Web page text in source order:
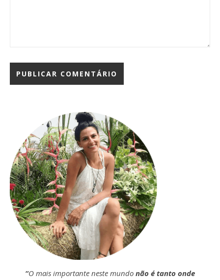
“O mais importante neste mundo não é tanto onde